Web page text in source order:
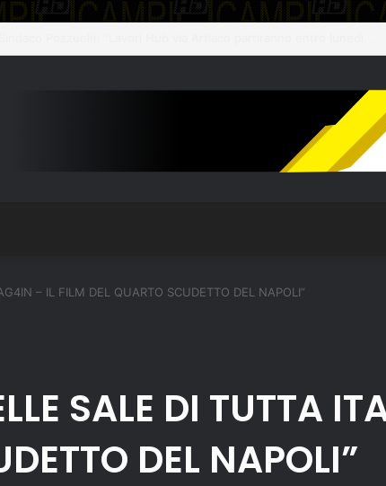
– IL FILM DEL QUARTO SCUDETTO DEL NAPOLI”
SALE DI TUTTA
DEL NAPOLI”